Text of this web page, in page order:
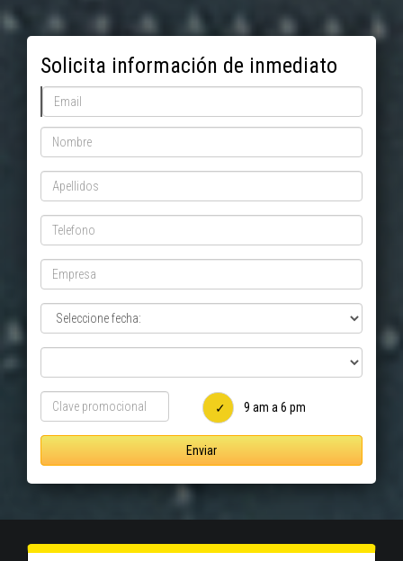
Solicita información de inmediato
9 am a 6 pm
Enviar